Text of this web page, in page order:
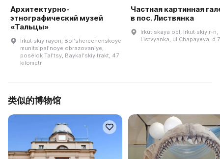
Архитектурно-
этнографический музей
«Тальцы»
Irkut·skiy rayon, Bolʹsherechenskoye
munitsipalʹnoye obrazovaniye,
posëlok Talʹtsy, Baykalʹskiy trakt, 47
kilometr
Частная картинная
в пос. Листвянка
Irkut·skaya obl, Irkut·skiy r-n,
Listvyanka, ul Chapayeva, d
类似的博物馆